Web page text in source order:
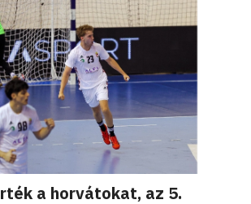
a horvátokat, az 5.